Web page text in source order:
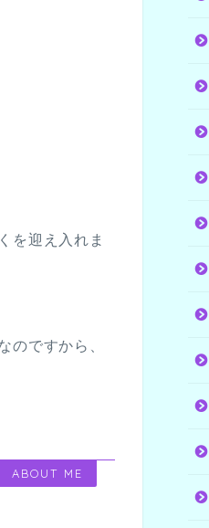
を迎え入れま
のですから、
ABOUT ME